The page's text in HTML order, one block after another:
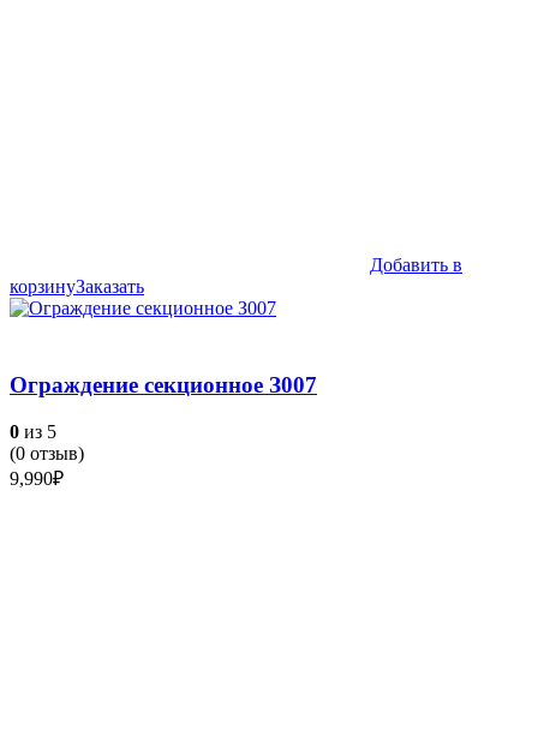
Добавить в
корзинуЗаказать
Ограждение секционное З007
0 из 5
(0 отзыв)
9,990₽